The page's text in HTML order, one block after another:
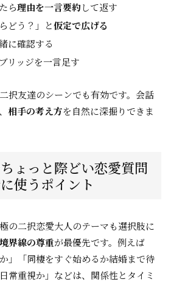
ら理由を一言要約して返す
どう？」と仮定で広げる
に確認する
リッジを一言足す
択友達のシーンでも有効です。会話
相手の考え方を自然に深掘りできま
ょっと際どい恋愛質問
使うポイント
の二択恋愛大人のテーマも選択肢に
境界線の尊重が最優先です。例えば
」「同棲をすぐ始めるか結婚まで待
常重視か」などは、関係性とタイミ